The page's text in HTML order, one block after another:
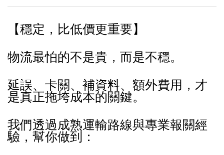
【穩定，比低價更重要】
物流最怕的不是貴，而是不穩。
延誤、卡關、補資料、額外費用，才
是真正拖垮成本的關鍵。
我們透過成熟運輸路線與專業報關經
驗，幫你做到：